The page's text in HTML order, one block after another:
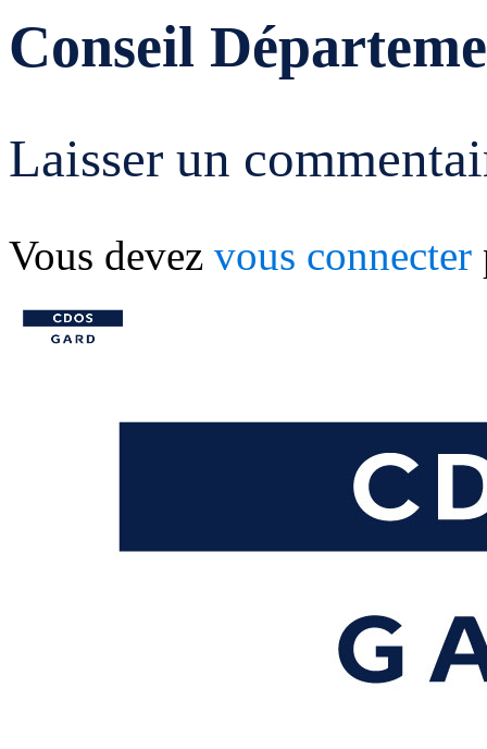
Conseil
Laisser un
Vous devez vous connecter